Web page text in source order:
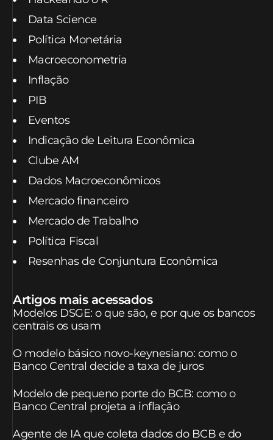
Data Science
Política Monetária
Macroeconometria
Inflação
PIB
Eventos
Indicação de Leitura Econômica
Clube AM
Dados Macroeconômicos
Mercado financeiro
Mercado de Trabalho
Política Fiscal
Resenhas de Conjuntura Econômica
Artigos mais acessados
Modelos DSGE: o que são, e por que os bancos
centrais os usam
O modelo básico novo-keynesiano: como o
Banco Central decide a taxa de juros
Modelo de pequeno porte do BCB: como o
Banco Central projeta a inflação
Agente de IA que coleta dados do BCB e do